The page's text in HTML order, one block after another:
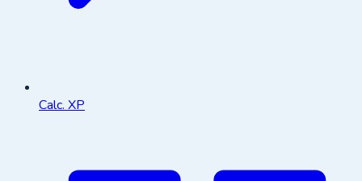
Calc. XP